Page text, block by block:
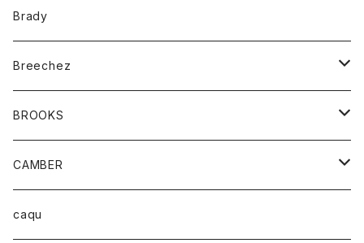
コート
バッグ
ベルト
キッズ
Tシャツ
グッズ
アンダーウェアー
カードホルダー
トップス
カーディガン
ボトム
オーバーオール
レディース
Brady
Breechez
シャツ
BROOKS
グッズ
靴
CAMBER
トップス
caqu